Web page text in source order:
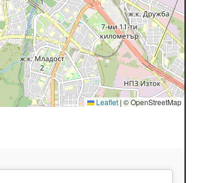
Leaflet | © OpenStreetMap